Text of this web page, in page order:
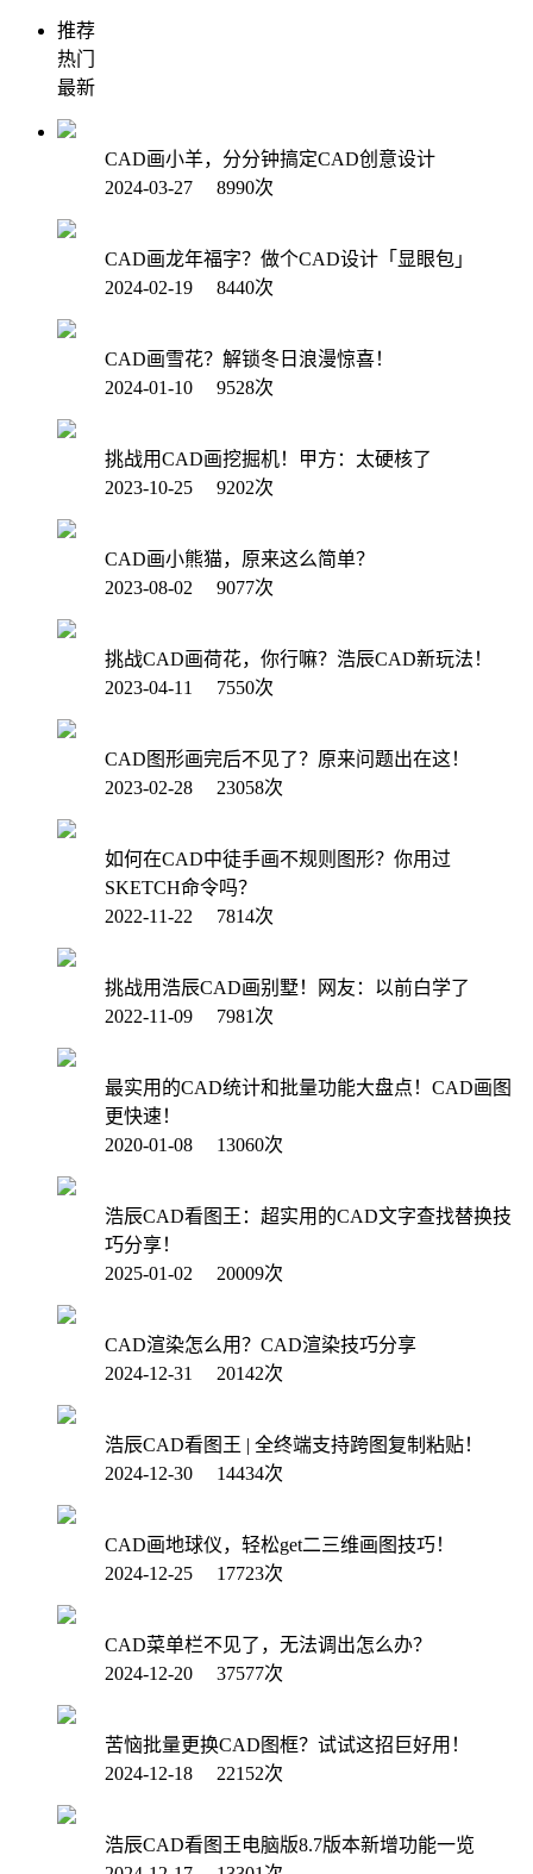
推荐
热门
最新
CAD画小羊，分分钟搞定CAD创意设计
2024-03-27 8990次
CAD画龙年福字？做个CAD设计「显眼包」
2024-02-19 8440次
CAD画雪花？解锁冬日浪漫惊喜！
2024-01-10 9528次
挑战用CAD画挖掘机！甲方：太硬核了
2023-10-25 9202次
CAD画小熊猫，原来这么简单？
2023-08-02 9077次
挑战CAD画荷花，你行嘛？浩辰CAD新玩法！
2023-04-11 7550次
CAD图形画完后不见了？原来问题出在这！
2023-02-28 23058次
如何在CAD中徒手画不规则图形？你用过
SKETCH命令吗？
2022-11-22 7814次
挑战用浩辰CAD画别墅！网友：以前白学了
2022-11-09 7981次
最实用的CAD统计和批量功能大盘点！CAD画图
更快速！
2020-01-08 13060次
浩辰CAD看图王：超实用的CAD文字查找替换技
巧分享！
2025-01-02 20009次
CAD渲染怎么用？CAD渲染技巧分享
2024-12-31 20142次
浩辰CAD看图王 | 全终端支持跨图复制粘贴！
2024-12-30 14434次
CAD画地球仪，轻松get二三维画图技巧！
2024-12-25 17723次
CAD菜单栏不见了，无法调出怎么办？
2024-12-20 37577次
苦恼批量更换CAD图框？试试这招巨好用！
2024-12-18 22152次
浩辰CAD看图王电脑版8.7版本新增功能一览